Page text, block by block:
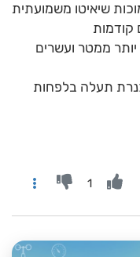
שיאיטו משמועתית
קודמות
ממטר ועשרים
תעלה בלפחות
1